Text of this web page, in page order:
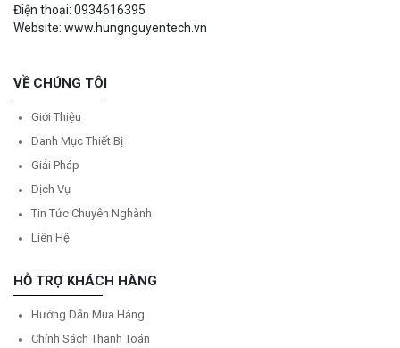
Điện thoại: 0934616395
Website: www.hungnguyentech.vn
VỀ CHÚNG TÔI
Giới Thiệu
Danh Mục Thiết Bị
Giải Pháp
Dịch Vụ
Tin Tức Chuyên Nghành
Liên Hệ
HỖ TRỢ KHÁCH HÀNG
Hướng Dẫn Mua Hàng
Chính Sách Thanh Toán